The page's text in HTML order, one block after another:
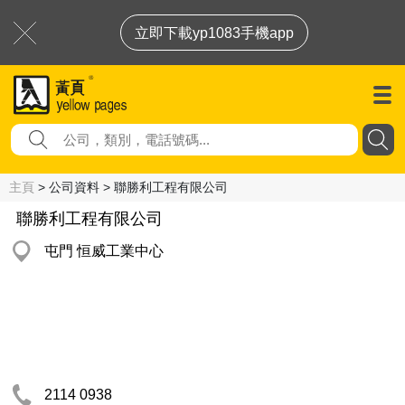
立即下載yp1083手機app
主頁 > 公司資料 > 聯勝利工程有限公司
聯勝利工程有限公司
屯門 恒威工業中心
2114 0938